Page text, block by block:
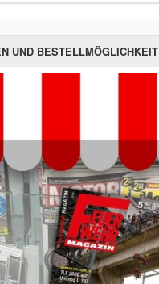
UND BESTELLMÖGLICHKEIT